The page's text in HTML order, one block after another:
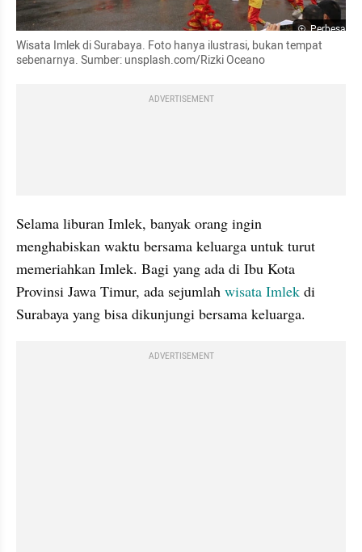
Perbesar
Wisata Imlek di Surabaya. Foto hanya ilustrasi, bukan tempat
sebenarnya. Sumber: unsplash.com/Rizki Oceano
ADVERTISEMENT
Selama liburan Imlek, banyak orang ingin
menghabiskan waktu bersama keluarga untuk turut
memeriahkan Imlek. Bagi yang ada di Ibu Kota
Provinsi Jawa Timur, ada sejumlah wisata Imlek di
Surabaya yang bisa dikunjungi bersama keluarga.
ADVERTISEMENT